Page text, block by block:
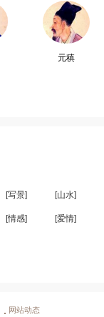
元稹
[写景] [山水]
[情感] [爱情]
网站动态